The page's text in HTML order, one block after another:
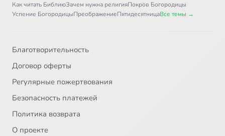
Как читать БиблиюЗачем нужна религияПокров Богородицы
Успение БогородицыПреображениеПятидесятницаВсе темы →
Благотворительность
Договор оферты
Регулярные пожертвования
Безопасность платежей
Политика возврата
О проекте